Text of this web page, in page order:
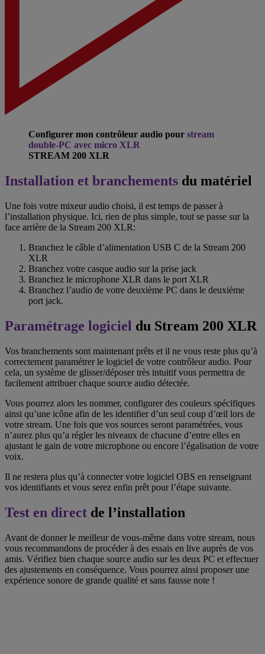
Configurer mon contrôleur audio pour stream
double-PC avec micro XLR
STREAM 200 XLR
Installation et branchements du matériel
Une fois votre mixeur audio choisi, il est temps de passer à
l’installation physique. Ici, rien de plus simple, tout se passe sur la
face arrière de la Stream 200 XLR:
Branchez le câble d’alimentation USB C de la Stream 200
XLR
Branchez votre casque audio sur la prise jack
Branchez le microphone XLR dans le port XLR
Branchez l’audio de votre deuxième PC dans le deuxième
port jack.
Paramétrage logiciel du Stream 200 XLR
Vos branchements sont maintenant prêts et il ne vous reste plus qu’à
correctement paramétrer le logiciel de votre contrôleur audio. Pour
cela, un système de glisser/déposer très intuitif vous permettra de
facilement attribuer chaque source audio détectée.
Vous pourrez alors les nommer, configurer des couleurs spécifiques
ainsi qu’une icône afin de les identifier d’un seul coup d’œil lors de
votre stream. Une fois que vos sources seront paramétrées, vous
n’aurez plus qu’a régler les niveaux de chacune d’entre elles en
ajustant le gain de votre microphone ou encore l’égalisation de votre
voix.
Il ne restera plus qu’à connecter votre logiciel OBS en renseignant
vos identifiants et vous serez enfin prêt pour l’étape suivante.
Test en direct de l’installation
Avant de donner le meilleur de vous-même dans votre stream, nous
vous recommandons de procéder à des essais en live auprès de vos
amis. Vérifiez bien chaque source audio sur les deux PC et effectuer
des ajustements en conséquence. Vous pourrez ainsi proposer une
expérience sonore de grande qualité et sans fausse note !